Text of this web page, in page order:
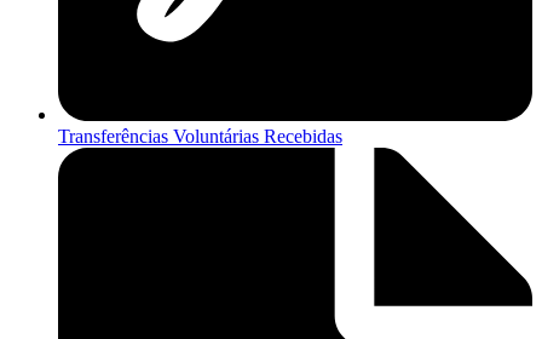
Transferências Voluntárias Recebidas